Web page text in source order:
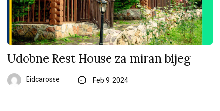
Udobne Rest House za miran bijeg
Eidcarosse Feb 9, 2024